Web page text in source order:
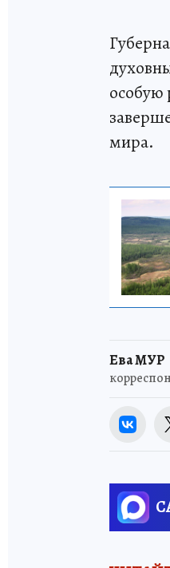
особую
мира.
Ева МУР